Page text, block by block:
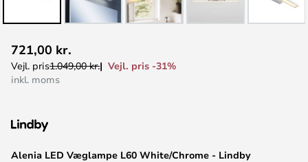
til
starten
Alenia LED Væglampe L60 White/Chrome - Lindby
721,00 kr.
Vejl. pris1.049,00 kr.
Vejl. pris -31%
inkl. moms